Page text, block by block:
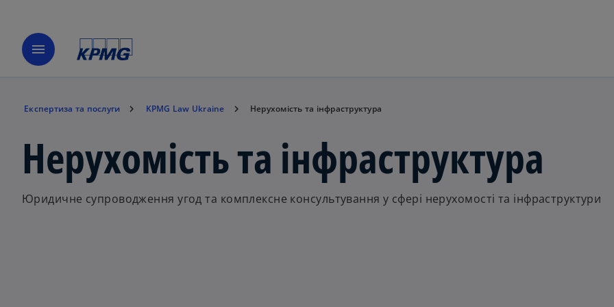
menu
Експертиза та послуги KPMG Law Ukraine Нерухомість та інфраструктура
Нерухомість та інфраструктура
Юридичне супроводження угод та комплексне консультування у сфері нерухомості та інфраструктури